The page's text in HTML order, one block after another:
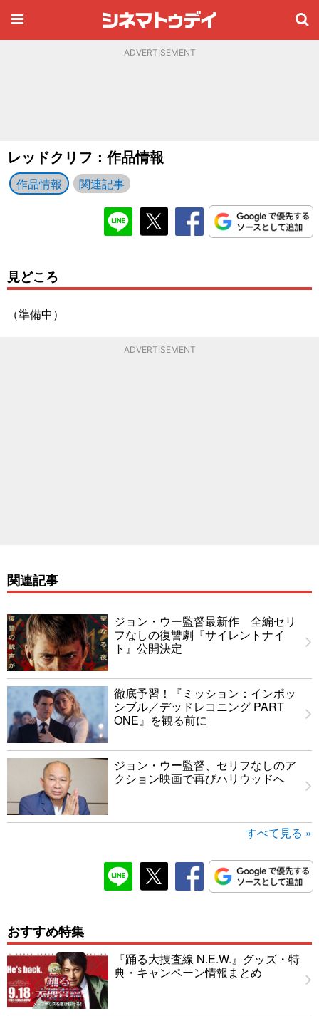
ADVERTISEMENT
レッドクリフ：作品情報
作品情報 関連記事
見どころ
（準備中）
ADVERTISEMENT
関連記事
ジョン・ウー監督最新作 全編セリ
フなしの復讐劇『サイレントナイ
ト』公開決定
徹底予習！『ミッション：インポッ
シブル／デッドレコニング PART
ONE』を観る前に
ジョン・ウー監督、セリフなしのア
クション映画で再びハリウッドへ
すべて見る »
おすすめ特集
『踊る大捜査線 N.E.W.』グッズ・特
典・キャンペーン情報まとめ